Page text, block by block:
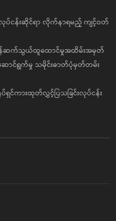
ပ်ငန်းဆိုင်ရာ လိုက်နာရမည့် ကျင့်ဝတ်
မန်ဆက်သွယ်ထူထောင်မှုအထိမ်းအမှတ်
းဆောင်ရွက်မှု သမိုင်းဓာတ်ပုံမှတ်တမ်း
ကားထုတ်လွှင့်ပြသခြင်းလုပ်ငန်း